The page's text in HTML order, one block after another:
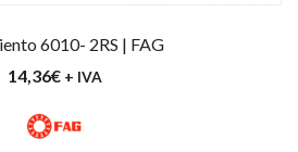
6010- 2RS | FAG
14,36€ + IVA